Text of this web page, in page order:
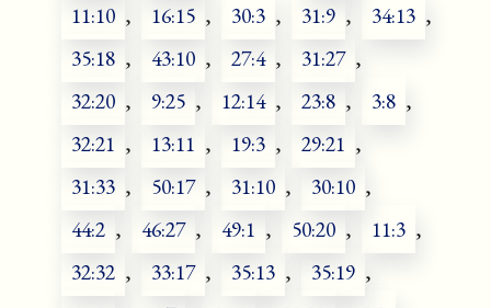
11:10 , 16:15 , 30:3 , 31:9 , 34:13 ,
35:18 , 43:10 , 27:4 , 31:27 ,
32:20 , 9:25 , 12:14 , 23:8 , 3:8 ,
32:21 , 13:11 , 19:3 , 29:21 ,
31:33 , 50:17 , 31:10 , 30:10 ,
44:2 , 46:27 , 49:1 , 50:20 , 11:3 ,
32:32 , 33:17 , 35:13 , 35:19 ,